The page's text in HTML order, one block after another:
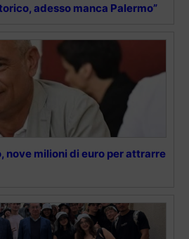
adesso manca Palermo”
nove milioni di euro per attrarre